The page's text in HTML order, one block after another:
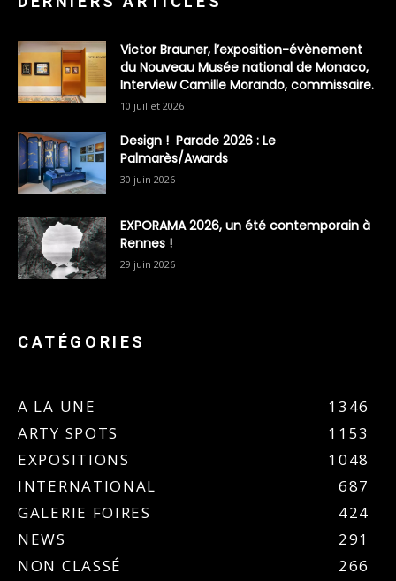
Victor Brauner, l’exposition-évènement
du Nouveau Musée national de Monaco,
Interview Camille Morando, commissaire.
10 juillet 2026
Design ! Parade 2026 : Le
Palmarès/Awards
30 juin 2026
EXPORAMA 2026, un été contemporain à
Rennes !
29 juin 2026
CATÉGORIES
A LA UNE
1346
ARTY SPOTS
1153
EXPOSITIONS
1048
INTERNATIONAL
687
GALERIE FOIRES
424
NEWS
291
NON CLASSÉ
266